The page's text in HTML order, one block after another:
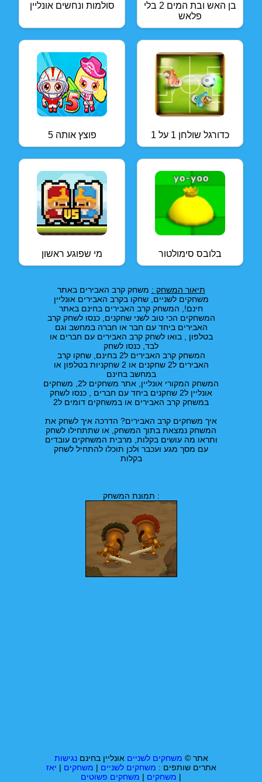
סולמות ונחשים אונליין
בן האש ובת המים 2 בלי
פלאש
פוצץ אותה 5 כדורגל שולחן 1 על 1
מי שפוגע ראשון בלובס סימולטור
תיאור המשחק : משחק קרב האבירים באתר
משחקים לשניים, שחקו בקרב האבירים אונליין
חינם!, המשחק קרב האבירים בחינם באתר
המשחקים הכי טוב לשני שחקנים, כנסו לשחק קרב
האבירים ביחד עם חבר או חברה במחשב וגם
בטלפון , בואו לשחק קרב האבירים עם חברים או
לבד, כנסו לשחק
המשחק קרב האבירים ל2 בחינם, שחקו קרב
האבירים ל2 שחקנים או 2 שחקניות בטלפון או
במחשב בחינם
המשחק המקורי אונליין, אתר משחקים ל2, משחקים
אונליין ל2 שחקנים ביחד עם חברים , כנסו לשחק
במשחק קרב האבירים או במשחקים דומים ל2
איך משחקים קרב האבירים? הדרכה איך לשחק את
המשחק נמצאת בתוך המשחק, או שתתחילו לשחק
ותראו מה עושים בקלות, מרבית המשחקים עובדים
עם מסך מגע ועכבר ולכן תוכלו להתחיל לשחק
בקלות
תמונת המשחק :
אתר © משחקים לשניים אונליין בחינםנגישות
אתרים שותפים : משחקים לשניים | משחקים | יאז
משחקים | משחקים פשוטים
|